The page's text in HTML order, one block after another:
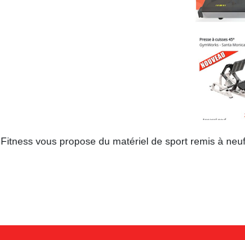
vous propose du matériel de sport remis à